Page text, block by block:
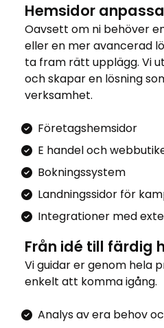
Hemsidor
Oavsett om ni behöver
eller en mer avancerad
ta fram rätt upplägg. Vi
och skapar en lösning
verksamhet.
Företagshemsidor
E handel och
Bokningssystem
Landningssidor för
Integrationer med
Från idé till färdig
Vi guidar er genom hela
enkelt att komma igång.
Analys av era behov